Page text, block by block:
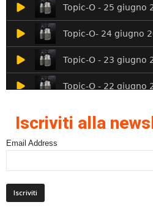
Iscriviti alla
Email Address